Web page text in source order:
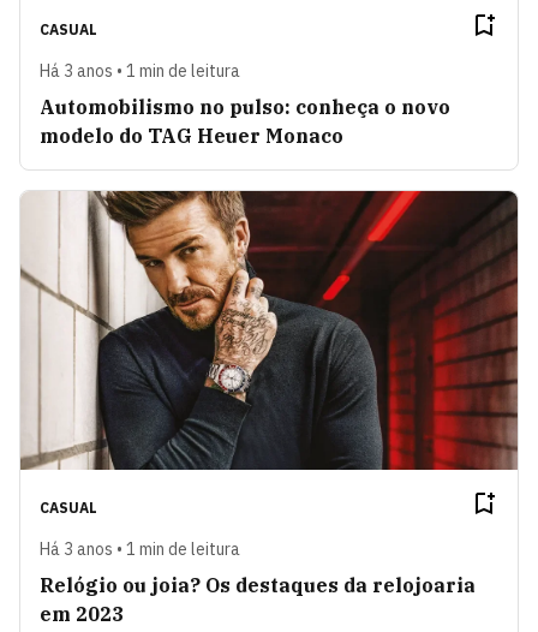
CASUAL
Há 3 anos • 1 min de leitura
Automobilismo no pulso: conheça o novo
modelo do TAG Heuer Monaco
CASUAL
Há 3 anos • 1 min de leitura
Relógio ou joia? Os destaques da relojoaria
em 2023